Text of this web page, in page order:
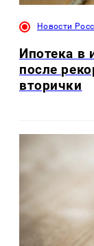
Новости
Ипотека в
после
вторички